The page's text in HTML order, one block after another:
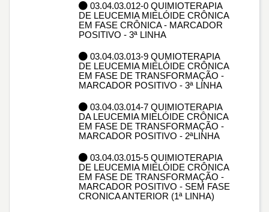
03.04.03.012-0 QUIMIOTERAPIA
DE LEUCEMIA MIELÓIDE CRÔNICA
EM FASE CRÔNICA - MARCADOR
POSITIVO - 3ª LINHA
03.04.03.013-9 QUMIOTERAPIA
DE LEUCEMIA MIELÓIDE CRÔNICA
EM FASE DE TRANSFORMAÇÃO -
MARCADOR POSITIVO - 3ª LINHA
03.04.03.014-7 QUIMIOTERAPIA
DA LEUCEMIA MIELÓIDE CRÔNICA
EM FASE DE TRANSFORMAÇÃO -
MARCADOR POSITIVO - 2ªLINHA
03.04.03.015-5 QUIMIOTERAPIA
DE LEUCEMIA MIELÓIDE CRÔNICA
EM FASE DE TRANSFORMAÇÃO -
MARCADOR POSITIVO - SEM FASE
CRONICA ANTERIOR (1ª LINHA)